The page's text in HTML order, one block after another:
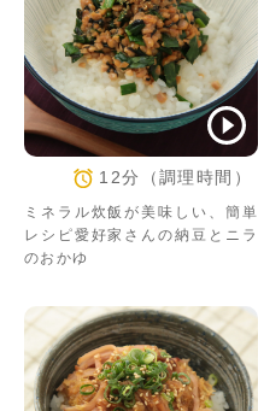
12分（調理時間）
ミネラル炊飯が美味しい、簡単
レシピ愛好家さんの納豆とニラ
のおかゆ